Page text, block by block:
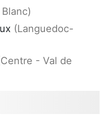
(Languedoc-
- Val de